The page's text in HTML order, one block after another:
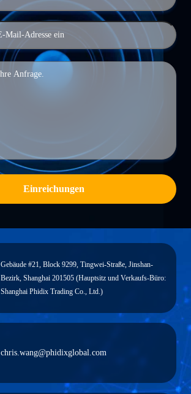
Einreichungen
Gebäude #21, Block 9299, Tingwei-Straße, Jinshan-
Bezirk, Shanghai 201505 (Hauptsitz und Verkaufs-Büro:
Shanghai Phidix Trading Co., Ltd.)
chris.wang@phidixglobal.com